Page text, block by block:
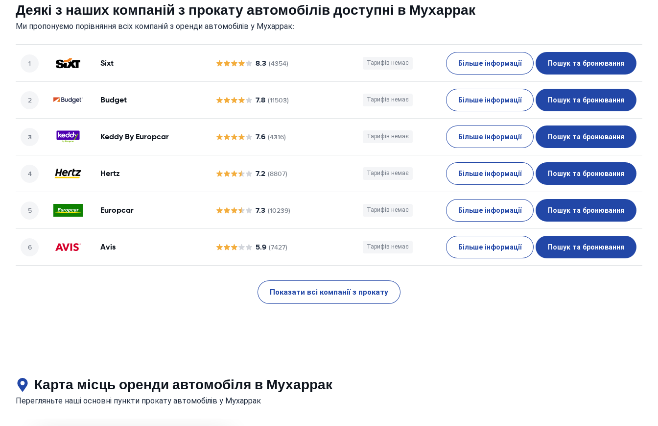
Деякі з наших компаній з прокату автомобілів доступні в Мухаррак
Ми пропонуємо порівняння всіх компаній з оренди автомобілів у Мухаррак:
Sixt 8.3 (4354) Тарифів немає Більше інформації Пошук та бронювання
Budget 7.8 (11503) Тарифів немає Більше інформації Пошук та бронювання
Keddy By Europcar 7.6 (4316) Тарифів немає Більше інформації Пошук та бронювання
Hertz 7.2 (8807) Тарифів немає Більше інформації Пошук та бронювання
Europcar 7.3 (10239) Тарифів немає Більше інформації Пошук та бронювання
Avis 5.9 (7427) Тарифів немає Більше інформації Пошук та бронювання
Показати всі компанії з прокату
Карта місць оренди автомобіля в Мухаррак
Перегляньте наші основні пункти прокату автомобілів у Мухаррак